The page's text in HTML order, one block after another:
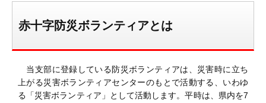
赤十字防災ボランティアとは
当支部に登録している防災ボランティアは、災害時に立ち
上がる災害ボランティアセンターのもとで活動する、いわゆ
る「災害ボランティア」として活動します。平時は、県内を7